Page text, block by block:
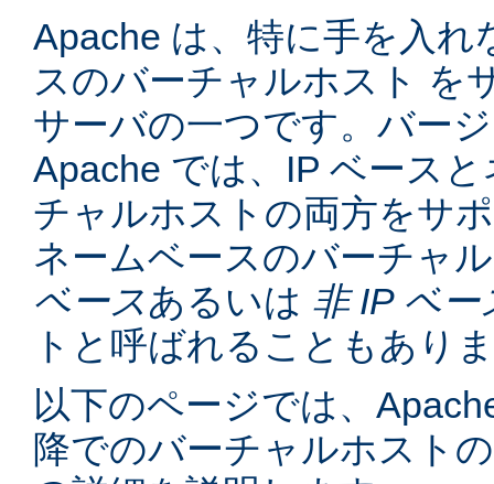
Apache は、特に手を入れ
スのバーチャルホスト を
サーバの一つです。バー
Apache では、IP ベース
チャルホストの両方をサ
ネームベースのバーチャ
ベースあるいは 非 IP ベー
トと呼ばれることもあり
以下のページでは、
降でのバーチャルホスト